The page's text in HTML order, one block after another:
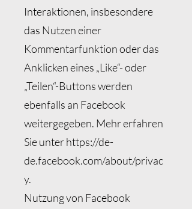
Interaktionen, insbesondere
das Nutzen einer
Kommentarfunktion oder das
Anklicken eines „Like“- oder
„Teilen“-Buttons werden
ebenfalls an Facebook
weitergegeben. Mehr erfahren
Sie unterhttps://de-
de.facebook.com/about/privac
y.
Nutzung von Facebook